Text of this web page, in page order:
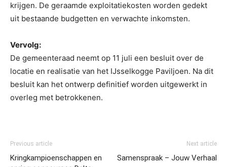
krijgen. De geraamde exploitatiekosten worden gedekt
uit bestaande budgetten en verwachte inkomsten.
Vervolg:
De gemeenteraad neemt op 11 juli een besluit over de
locatie en realisatie van het IJsselkogge Paviljoen. Na dit
besluit kan het ontwerp definitief worden uitgewerkt in
overleg met betrokkenen.
Previous article
Kringkampioenschappen en
Next article
Samenspraak – Jouw Verhaal